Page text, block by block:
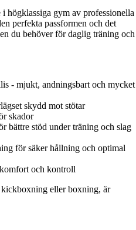
högklassiga gym av professionella
perfekta passformen och det
du behöver för daglig träning och
- mjukt, andningsbart och mycket
skydd mot stötar
skador
bättre stöd under träning och slag
för säker hållning och optimal
och kontroll
eller boxning, är